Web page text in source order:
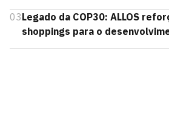
03Legado da COP30: ALLOS
shoppings para o